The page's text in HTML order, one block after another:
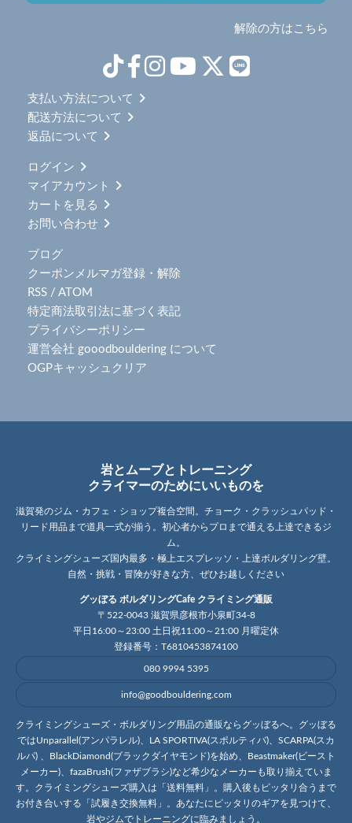
解除の方はこちら
支払い方法について
配送方法について
返品について
ログイン
マイアカウント
カートを見る
お問い合わせ
ブログ
クーポンメルマガ登録・解除
RSS / ATOM
特定商法取引法に基づく表記
プライバシーポリシー
運営会社 gooodbouldering について
OGPキャッシュクリア
岩とムーブとトレーニング
クライマーのためにいいものを
滋賀発のジム・カフェ・ショップ複合空間。チョーク・クラッシュパッド・
リード用品まで道具一式が揃う。初心者からプロまで通える上達できるジ
ム。
クライミングシューズ国内最多・極上エスプレッソ・上達ボルダリング壁。
自然・挑戦・冒険が好きな方、ぜひお越しください
グッぼる ボルダリングCafe クライミング通販
〒522-0043 滋賀県彦根市小泉町34-8
平日16:00～23:00 土日祝11:00～21:00 月曜定休
登録番号：T6810453874100
080 9994 5395
info@goodbouldering.com
クライミングシューズ・ボルダリング用品の通販ならグッぼるへ。グッぼる
ではUnparallel(アンパラレル)、LA SPORTIVA(スポルティバ)、SCARPA(スカ
ルパ) 、BlackDiamond(ブラックダイヤモンド)を始め、Beastmaker(ビースト
メーカー)、fazaBrush(ファザブラシ)など希少なメーカーも取り揃えていま
す。クライミングシューズ購入は「送料無料」。購入後もピッタリ合うまで
お付き合いする「試履き交換無料」。あなたにピッタリのギアを見つけて、
岩やジムでトレーニングに臨みましょう。